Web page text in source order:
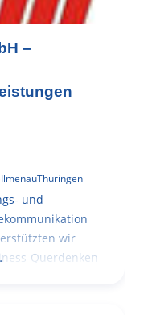
–
IlmenauThüringen
und
wir
Querdenken